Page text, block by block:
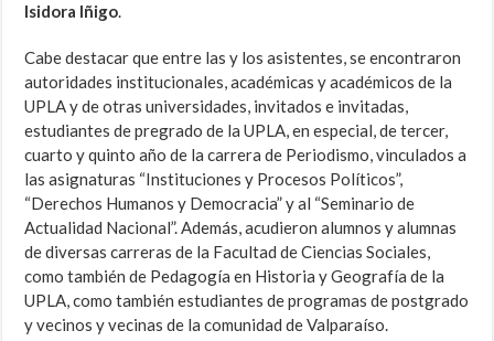
Isidora Iñigo.
Cabe destacar que entre las y los asistentes, se encontraron
autoridades institucionales, académicas y académicos de la
UPLA y de otras universidades, invitados e invitadas,
estudiantes de pregrado de la UPLA, en especial, de tercer,
cuarto y quinto año de la carrera de Periodismo, vinculados a
las asignaturas “Instituciones y Procesos Políticos”,
“Derechos Humanos y Democracia” y al “Seminario de
Actualidad Nacional”. Además, acudieron alumnos y alumnas
de diversas carreras de la Facultad de Ciencias Sociales,
como también de Pedagogía en Historia y Geografía de la
UPLA, como también estudiantes de programas de postgrado
y vecinos y vecinas de la comunidad de Valparaíso.